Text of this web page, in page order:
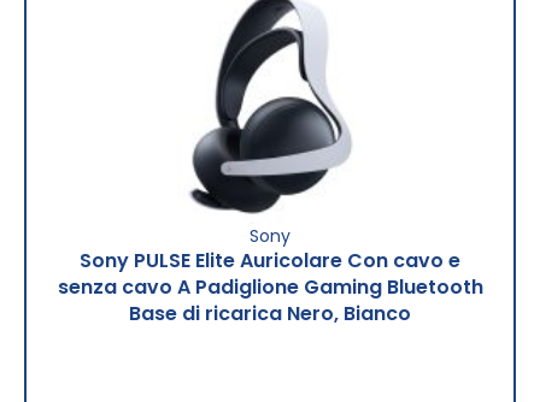
Sony
Sony PULSE Elite Auricolare Con cavo e
senza cavo A Padiglione Gaming Bluetooth
Base di ricarica Nero, Bianco